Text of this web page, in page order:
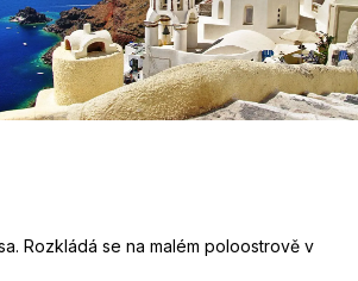
Rozkládá se na malém poloostrově v